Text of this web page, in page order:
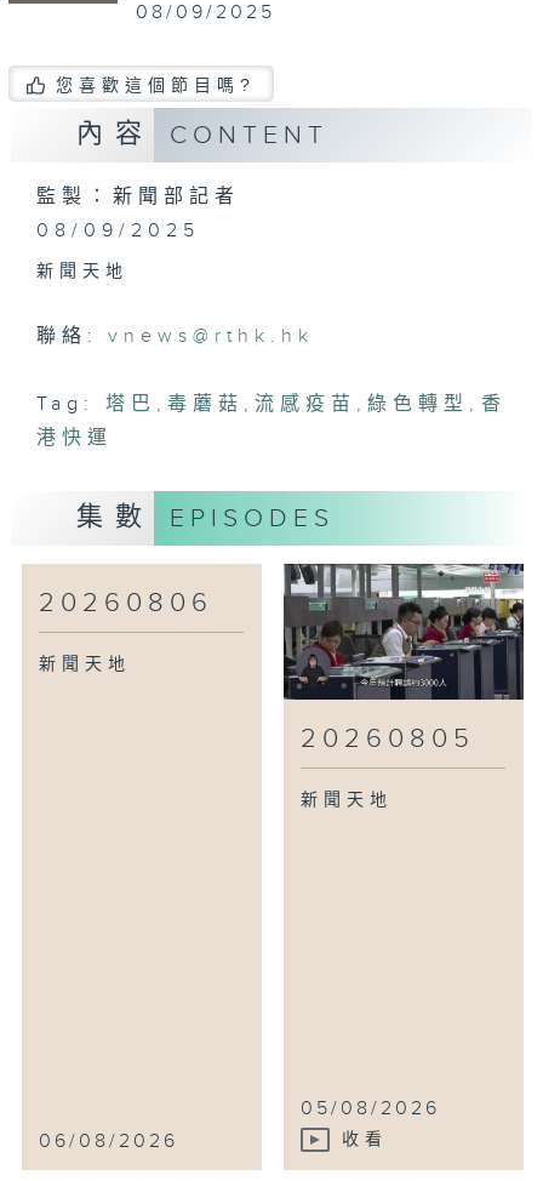
08/09/2025
您喜歡這個節目嗎?
內容 CONTENT
監製：新聞部記者
08/09/2025
新聞天地
聯絡:vnews@rthk.hk
Tag: 塔巴 , 毒蘑菇 , 流感疫苗 ,綠色轉型 , 香
港快運
集數 EPISODES
20260806
新聞天地
06/08/2026
20260805
新聞天地
05/08/2026
收看